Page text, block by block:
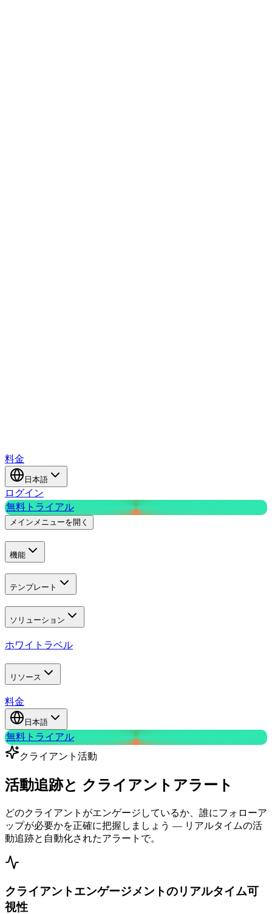
料金
日本語
ログイン
無料トライアル
メインメニューを開く
機能
テンプレート
ソリューション
ホワイトラベル
リソース
料金
日本語
無料トライアル
クライアント活動
活動追跡と クライアントアラート
どのクライアントがエンゲージしているか、誰にフォローア
ップが必要かを正確に把握しましょう — リアルタイムの活
動追跡と自動化されたアラートで。
クライアントエンゲージメントのリアルタイム可
視性